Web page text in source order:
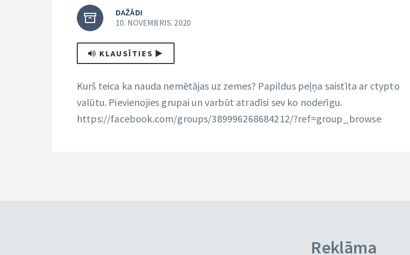
DAŽĀDI
10. NOVEMBRIS. 2020
KLAUSĪTIES
Kurš teica ka nauda nemētājas uz zemes? Papildus peļņa saistīta ar ctypto
valūtu. Pievienojies grupai un varbūt atradīsi sev ko noderīgu.
https://facebook.com/groups/389996268684212/?ref=group_browse
Reklāma